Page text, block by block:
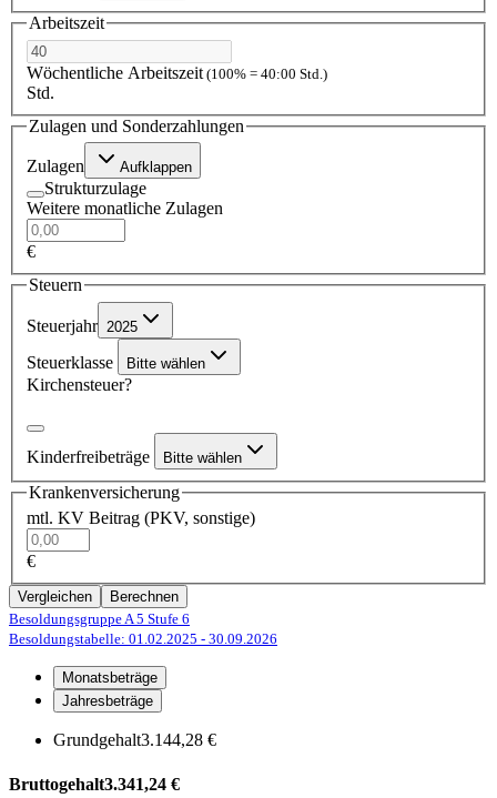
Arbeitszeit
Wöchentliche Arbeitszeit (100% = 40:00 Std.)
Std.
Zulagen und Sonderzahlungen
Zulagen Aufklappen
Strukturzulage
Weitere monatliche Zulagen
€
Steuern
Steuerjahr 2025
Steuerklasse Bitte wählen
Kirchensteuer?
Kinderfreibeträge Bitte wählen
Krankenversicherung
mtl. KV Beitrag (PKV, sonstige)
€
Vergleichen
Berechnen
Besoldungsgruppe A 5 Stufe 6
Besoldungstabelle: 01.02.2025 - 30.09.2026
Monatsbeträge
Jahresbeträge
Grundgehalt3.144,28 €
Bruttogehalt3.341,24 €